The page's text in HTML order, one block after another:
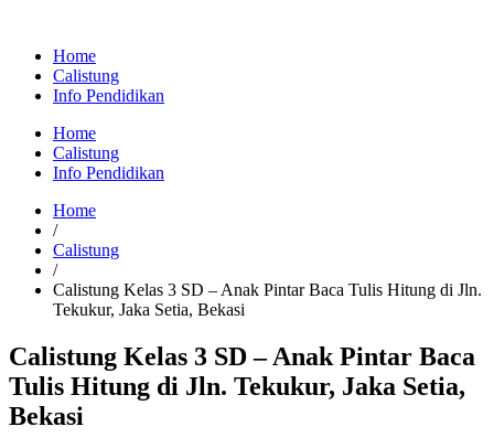
Home
Calistung
Info Pendidikan
Home
Calistung
Info Pendidikan
Home
/
Calistung
/
Calistung Kelas 3 SD – Anak Pintar Baca Tulis Hitung di Jln.
Tekukur, Jaka Setia, Bekasi
Calistung Kelas 3 SD – Anak Pintar Baca
Tulis Hitung di Jln. Tekukur, Jaka Setia,
Bekasi